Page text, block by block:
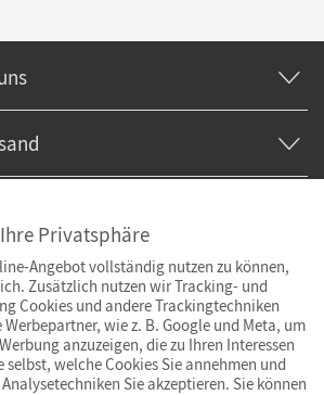
Privatsphäre
Angebot vollständig nutzen zu können,
Zusätzlich nutzen wir Tracking- und
Cookies und andere Trackingtechniken
wie z. B. Google und Meta, um
anzuzeigen, die zu Ihren Interessen
selbst, welche Cookies Sie annehmen und
Sie akzeptieren. Sie können